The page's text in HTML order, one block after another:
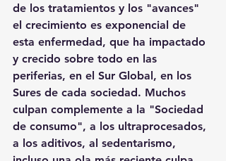
de los tratamientos y los "avances"
el crecimiento es exponencial de
esta enfermedad, que ha impactado
y crecido sobre todo en las
periferias, en el Sur Global, en los
Sures de cada sociedad. Muchos
culpan complemente a la "Sociedad
de consumo", a los ultraprocesados,
a los aditivos, al sedentarismo,